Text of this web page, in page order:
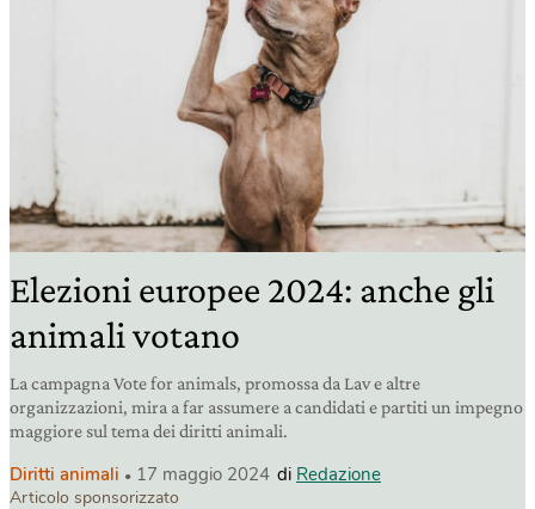
Elezioni europee 2024: anche gli
animali votano
La campagna Vote for animals, promossa da Lav e altre
organizzazioni, mira a far assumere a candidati e partiti un impegno
maggiore sul tema dei diritti animali.
Diritti animali 17 maggio 2024 di Redazione
Articolo sponsorizzato